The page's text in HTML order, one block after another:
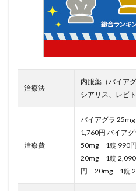
治療法
内服薬（バイア
シアリス、レビト
治療費
バイアグラ
1,760円 バイアグ
50mg 1錠 990
20mg 1錠
円 20mg 1錠